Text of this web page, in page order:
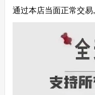
通过本店当面正常交易